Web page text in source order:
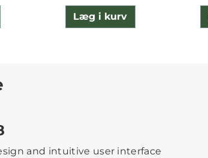
Læg i kurv
and intuitive user interface